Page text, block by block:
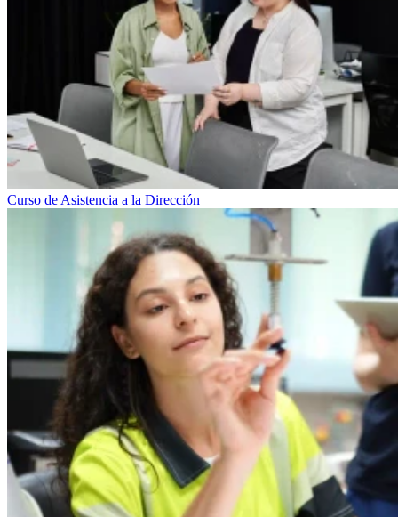
Curso de Asistencia a la Dirección